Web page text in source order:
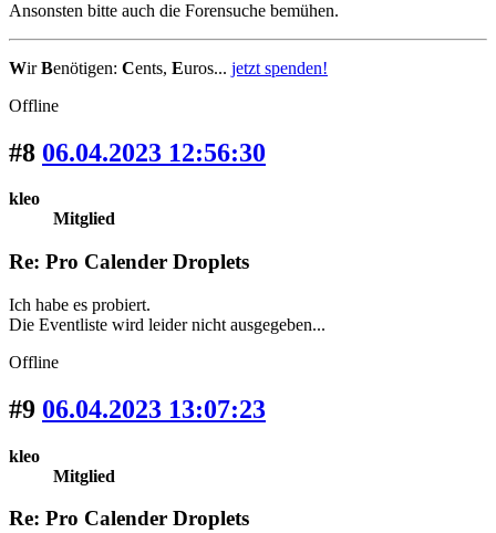
Ansonsten bitte auch die Forensuche bemühen.
WirBenötigen: Cents, Euros... jetzt spenden!
Offline
#8 06.04.2023 12:56:30
kleo
Mitglied
Re: Pro Calender Droplets
Ich habe es probiert.
Die Eventliste wird leider nicht ausgegeben...
Offline
#9 06.04.2023 13:07:23
kleo
Mitglied
Re: Pro Calender Droplets